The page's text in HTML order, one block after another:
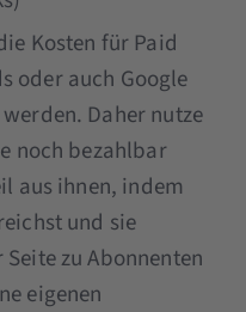
Kosten für Paid
oder auch Google
Daher nutze
noch bezahlbar
aus ihnen, indem
und sie
zu Abonnenten
eigenen